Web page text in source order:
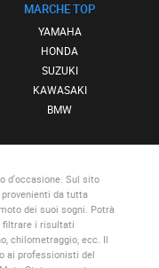
MARCHE TOP
YAMAHA
HONDA
SUZUKI
KAWASAKI
BMW
d'occasione. Sul sito
da tutta
dei suoi sogni. Potrà
filtrare i risultati
chilometraggio, ecc. Il
ai professionisti del